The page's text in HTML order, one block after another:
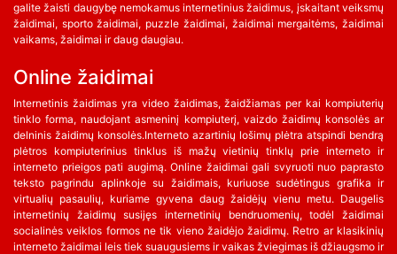
galite žaisti daugybę nemokamus internetinius žaidimus, įskaitant veiksmų
žaidimai, sporto žaidimai, puzzle žaidimai, žaidimai mergaitėms, žaidimai
vaikams, žaidimai ir daug daugiau.
Online žaidimai
Internetinis žaidimas yra video žaidimas, žaidžiamas per kai kompiuterių
tinklo forma, naudojant asmeninį kompiuterį, vaizdo žaidimų konsolės ar
delninis žaidimų konsolės.Interneto azartinių lošimų plėtra atspindi bendrą
plėtros kompiuterinius tinklus iš mažų vietinių tinklų prie interneto ir
interneto prieigos pati augimą. Online žaidimai gali svyruoti nuo paprasto
teksto pagrindu aplinkoje su žaidimais, kuriuose sudėtingus grafika ir
virtualių pasaulių, kuriame gyvena daug žaidėjų vienu metu. Daugelis
internetinių žaidimų susijęs internetinių bendruomenių, todėl žaidimai
socialinės veiklos formos ne tik vieno žaidėjo žaidimų. Retro ar klasikinių
interneto žaidimai leis tiek suaugusiems ir vaikas žviegimas iš džiaugsmo ir